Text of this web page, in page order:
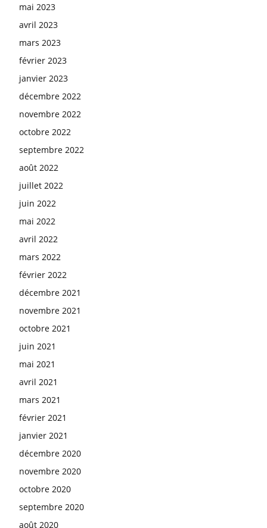
mai 2023
avril 2023
mars 2023
février 2023
janvier 2023
décembre 2022
novembre 2022
octobre 2022
septembre 2022
août 2022
juillet 2022
juin 2022
mai 2022
avril 2022
mars 2022
février 2022
décembre 2021
novembre 2021
octobre 2021
juin 2021
mai 2021
avril 2021
mars 2021
février 2021
janvier 2021
décembre 2020
novembre 2020
octobre 2020
septembre 2020
août 2020